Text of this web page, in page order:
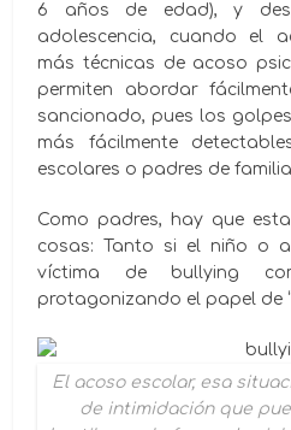
6 años de edad), y
adolescencia, cuando el
más técnicas de acoso
permiten abordar
sancionado, pues los
más fácilmente
escolares o padres de
Como padres, hay que
cosas: Tanto si el niño o
víctima de bullying
protagonizando el papel de
El acoso escolar, esa
de intimidación que